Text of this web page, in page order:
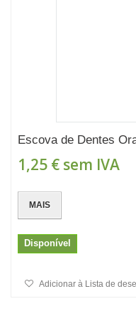
Escova de Dentes
1,25 € sem IVA
MAIS
Disponível
Adicionar à Lista de